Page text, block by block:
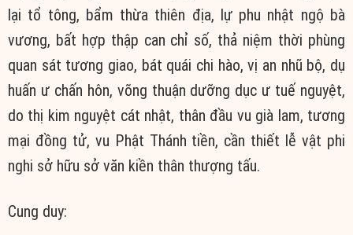
lại tổ tông, bẩm thừa thiên địa, lự phu nhật ngộ bà
vương, bất hợp thập can chỉ số, thả niệm thời phùng
quan sát tương giao, bát quái chi hào, vị an nhũ bộ, dụ
huấn ư chấn hôn, võng thuận dưỡng dục ư tuế nguyệt,
do thị kim nguyệt cát nhật, thân đầu vu già lam, tương
mại đồng tử, vu Phật Thánh tiền, cần thiết lễ vật phi
nghi sở hữu sở văn kiền thân thượng tấu.
Cung duy: